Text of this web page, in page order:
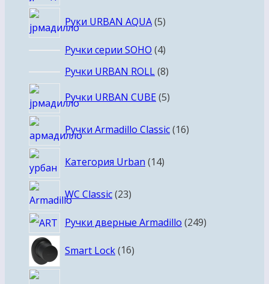
Руки URBAN AQUA 55
Ручки серии SOHO 44
товара
Ручки URBAN ROLL 88
Ручки URBAN CUBE 55
Ручки Armadillo Classic 1616
Категория Urban 1414
WC Classic 2323
Ручки дверные Armadillo 249249
Smart Lock 1616